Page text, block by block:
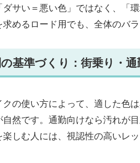
ダサい＝悪い色」ではなく、「
めるロード用でも、全体のバ
基準づくり：街乗り・
クの使い方によって、適した色
自然です。通勤向けなら汚れが
楽しむ人には、視認性の高いレ